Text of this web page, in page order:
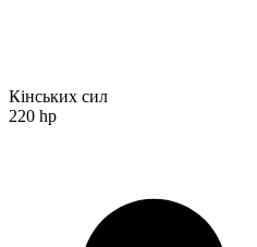
Кінських сил
220 hp